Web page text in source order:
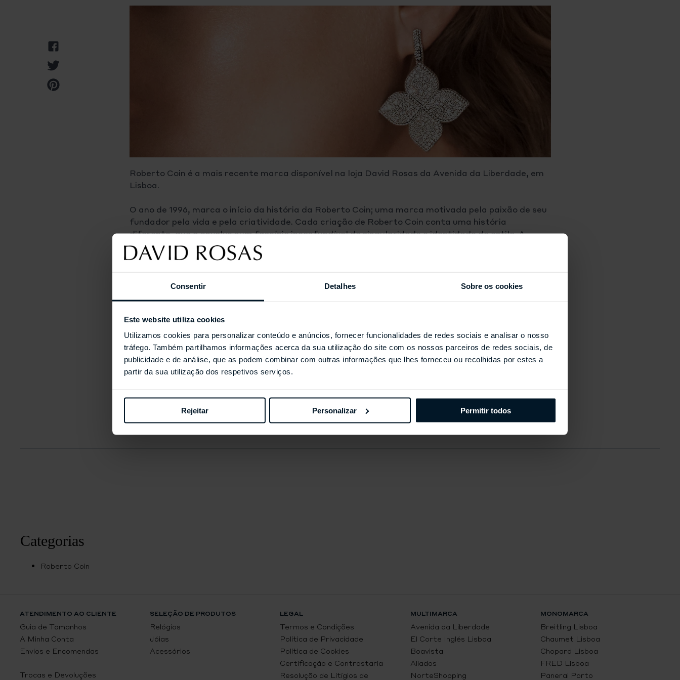
Consentir Detalhes Sobre os cookies
Este website utiliza cookies
Utilizamos cookies para personalizar conteúdo e anúncios, fornecer funcionalidades de redes sociais e analisar o nosso
tráfego. Também partilhamos informações acerca da sua utilização do site com os nossos parceiros de redes sociais, de
publicidade e de análise, que as podem combinar com outras informações que lhes forneceu ou recolhidas por estes a
partir da sua utilização dos respetivos serviços.
Rejeitar Personalizar Permitir todos
Roberto Coin é a mais recente marca disponível na loja David Rosas da Avenida da Liberdade, em
Lisboa.
O ano de 1996, marca o início da história da Roberto Coin; uma marca motivada pela paixão de seu
fundador pela vida e pela criatividade. Cada criação de Roberto Coin conta uma história
diferente, que a envolve num fascínio inconfundível de singularidade e identidade de estilo. A
estética definida e o design experimental fazem de cada joia um exemplo único de elegância e
inovação, e são as razões pelas quais a marca se tornou, em muito pouco tempo, um dos nomes
vida das revistas internacionais de luxo e tiveram a honra de brilhar intensamente em muitos
tapetes vermelhos. Roberto Coin é agora universalmente reconhecido pela imprensa como um
espírito pioneiro e criador de algumas das tendências de jóias mais interessantes da última
década.
PARTILHAR ESTE ARTIGO
FacebookTwitterPinterest
Twitter
Pin
Categorias
Roberto Coin
ATENDIMENTO AO CLIENTE
Guia de Tamanhos
A Minha Conta
Envios e Encomendas
Trocas e Devoluções
SELEÇÃO DE PRODUTOS
Relógios
Jóias
Acessórios
LEGAL
Termos e Condições
Política de Privacidade
Política de Cookies
Certificação e Contrastaria
Resolução de Litígios de
MULTIMARCA
Avenida da Liberdade
El Corte Inglés Lisboa
Boavista
Aliados
NorteShopping
MONOMARCA
Breitling Lisboa
Chaumet Lisboa
Chopard Lisboa
FRED Lisboa
Panerai Porto